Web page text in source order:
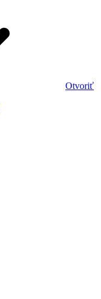
Otvoriť